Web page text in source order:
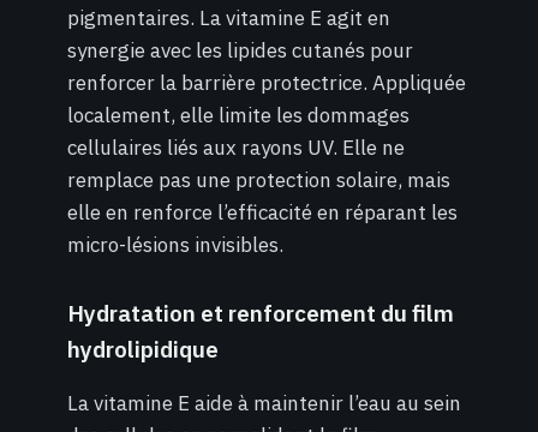
pigmentaires. La vitamine E agit en
synergie avec les lipides cutanés pour
renforcer la barrière protectrice. Appliquée
localement, elle limite les dommages
cellulaires liés aux rayons UV. Elle ne
remplace pas une protection solaire, mais
elle en renforce l’efficacité en réparant les
micro-lésions invisibles.
Hydratation et renforcement du film
hydrolipidique
La vitamine E aide à maintenir l’eau au sein